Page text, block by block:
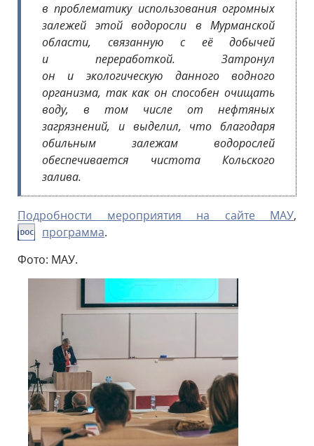
в проблематику использования огромных
залежей этой водоросли в Мурманской
области, связанную с её добычей
и переработкой. Затронул
он и экологическую данного водного
организма, так как он способен очищать
воду, в том числе от нефтяных
загрязнений, и выделил, что благодаря
обильным залежам водорослей
обеспечивается чистота Кольского
залива.
Подробности мероприятия на сайте МАУ,
программа.
Фото: МАУ.